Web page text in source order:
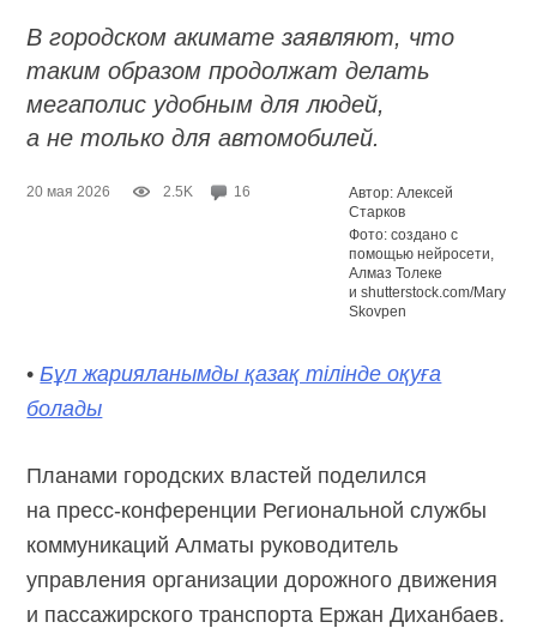
В городском акимате заявляют, что
таким образом продолжат делать
мегаполис удобным для людей,
а не только для автомобилей.
20 мая 2026 2.5K 16
Автор: Алексей
Старков
Фото: создано с
помощью нейросети,
Алмаз Толеке
и shutterstock.com/Mary
Skovpen
•Бұл жарияланымды қазақ тілінде оқуға
болады
Планами городских властей поделился
на пресс-конференции Региональной службы
коммуникаций Алматы руководитель
управления организации дорожного движения
и пассажирского транспорта Ержан Диханбаев.